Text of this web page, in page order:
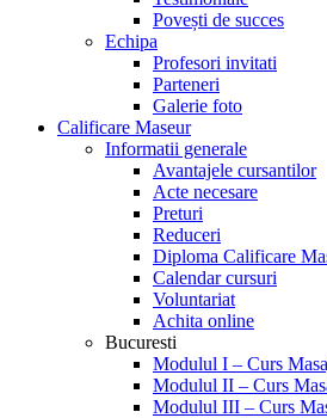
Povești de succes
Echipa
Profesori invitati
Parteneri
Galerie foto
Calificare Maseur
Informatii generale
Avantajele cursantilor
Acte necesare
Preturi
Reduceri
Diploma Calificare
Calendar cursuri
Voluntariat
Achita online
Bucuresti
Modulul I – Curs
Modulul II – Curs
Modulul III – Curs